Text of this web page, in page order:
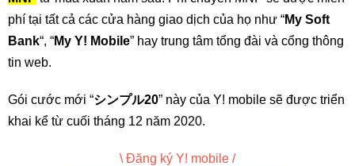
phí tại tất cả các cửa hàng giao dịch của họ như “My Soft
Bank“, “My Y! Mobile” hay trung tâm tổng đài và cổng thông
tin web.
Gói cước mới “シンプル20” này của Y! mobile sẽ được triển
khai kể từ cuối tháng 12 năm 2020.
\ Đăng ký Y! mobile /